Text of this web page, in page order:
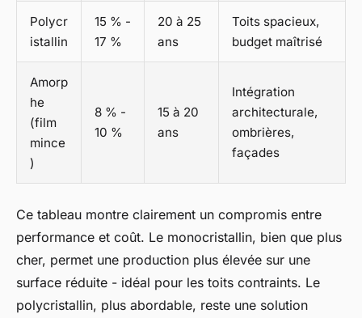
Polycr
istallin
15 % -
17 %
20 à 25
ans
Toits spacieux,
budget maîtrisé
Amorp
he
(film
mince
)
8 % -
10 %
15 à 20
ans
Intégration
architecturale,
ombrières,
façades
Ce tableau montre clairement un compromis entre
performance et coût. Le monocristallin, bien que plus
cher, permet une production plus élevée sur une
surface réduite - idéal pour les toits contraints. Le
polycristallin, plus abordable, reste une solution